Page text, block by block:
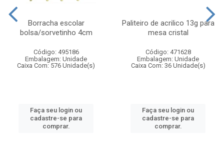
Borracha escolar
bolsa/sorvetinho 4cm
Código: 495186
Embalagem: Unidade
Caixa Com: 576 Unidade(s)
Faça seu login ou
cadastre-se para
comprar.
Paliteiro de acrilico 13g para
mesa cristal
Código: 471628
Embalagem: Unidade
Caixa Com: 36 Unidade(s)
Faça seu login ou
cadastre-se para
comprar.